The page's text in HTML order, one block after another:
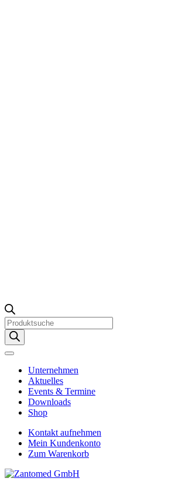
Products
search
Unternehmen
Aktuelles
Events & Termine
Downloads
Shop
Kontakt aufnehmen
Mein Kundenkonto
Zum Warenkorb